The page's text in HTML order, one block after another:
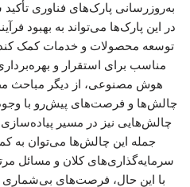
به‌روزرسانی پارک‌های فناوری
در این پارک‌ها می‌تواند به بهبود
توسعه محصولات و خدمات کمک
مناسب برای استقرار و
هوش مصنوعی، از دیگر مباحث
چالش‌ها و فرصت‌های پیش‌رو با
چالش‌هایی نیز در مسیر پیاده‌سازی
جمله این چالش‌ها می‌توان به
سرمایه‌گذاری‌های کلان و مسائل
با این حال، فرصت‌های بی‌شماری